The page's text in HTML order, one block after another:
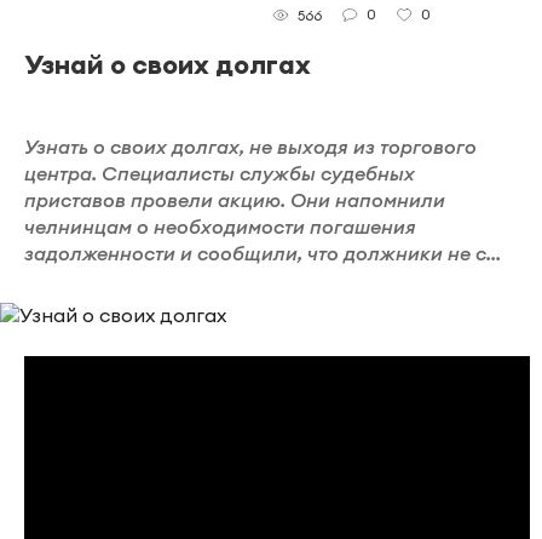
566
0 0
Узнай о своих долгах
Узнать о своих долгах, не выходя из торгового
центра. Специалисты службы судебных
приставов провели акцию. Они напомнили
челнинцам о необходимости погашения
задолженности и сообщили, что должники не с...